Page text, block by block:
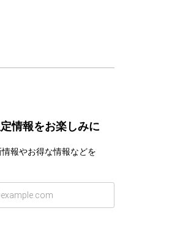
情報をお楽しみに
報やお得な情報などを